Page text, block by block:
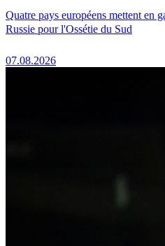
Quatre pays européens mettent en
Russie pour l'Ossétie du Sud
07.08.2026